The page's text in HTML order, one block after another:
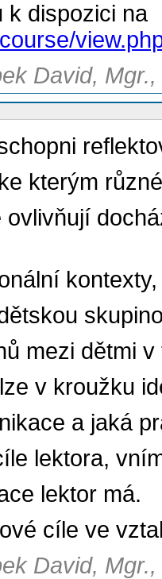
k dispozici na
David,
kterým
kontexty,
ětskou
mezi dětmi
lze v kroužku
a jaká
lektora,
lektor má.
cíle ve
David,